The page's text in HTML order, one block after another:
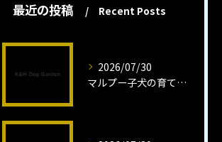
最近の投稿 Recent Posts
2026/07/30
マルプー子犬の育て方と魅力解説